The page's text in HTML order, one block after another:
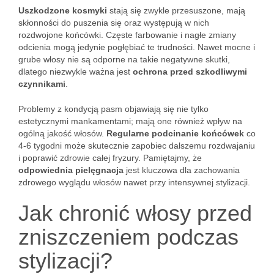
Uszkodzone kosmyki stają się zwykle przesuszone, mają
skłonności do puszenia się oraz występują w nich
rozdwojone końcówki. Częste farbowanie i nagłe zmiany
odcienia mogą jedynie pogłębiać te trudności. Nawet mocne i
grube włosy nie są odporne na takie negatywne skutki,
dlatego niezwykle ważna jest ochrona przed szkodliwymi
czynnikami
Problemy z kondycją pasm objawiają się nie tylko
estetycznymi mankamentami; mają one również wpływ na
ogólną jakość włosów. Regularne podcinanie końcówek co
4-6 tygodni może skutecznie zapobiec dalszemu rozdwajaniu
i poprawić zdrowie całej fryzury. Pamiętajmy, że
odpowiednia pielęgnacja jest kluczowa dla zachowania
zdrowego wyglądu włosów nawet przy intensywnej stylizacji.
Jak chronić włosy przed
zniszczeniem podczas
stylizacji?